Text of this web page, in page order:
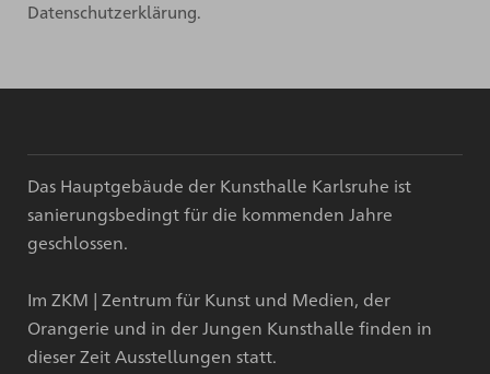
Datenschutzerklärung.
Das Hauptgebäude der Kunsthalle Karlsruhe ist
sanierungsbedingt für die kommenden Jahre
geschlossen.
Im ZKM | Zentrum für Kunst und Medien, der
Orangerie und in der Jungen Kunsthalle finden in
dieser Zeit Ausstellungen statt.